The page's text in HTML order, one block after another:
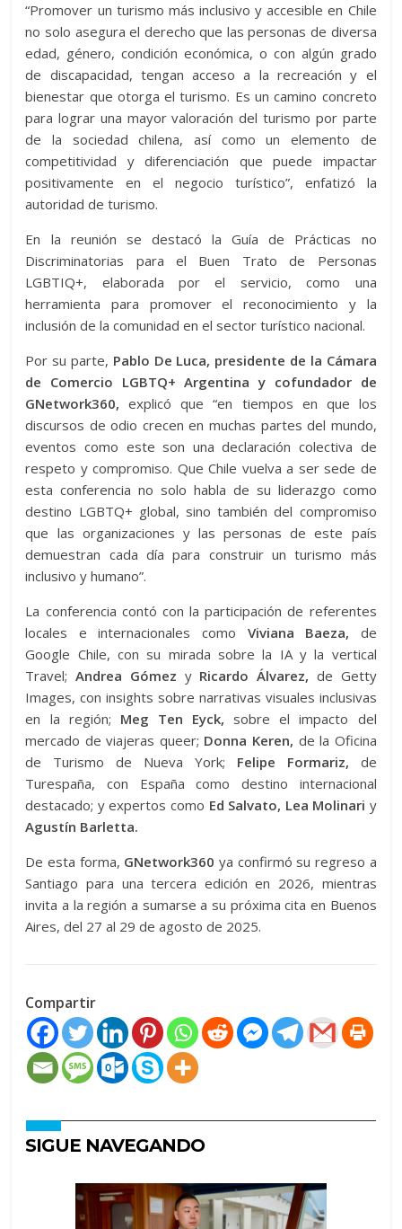
“Promover un turismo más inclusivo y accesible en Chile
no solo asegura el derecho que las personas de diversa
edad, género, condición económica, o con algún grado
de discapacidad, tengan acceso a la recreación y el
bienestar que otorga el turismo. Es un camino concreto
para lograr una mayor valoración del turismo por parte
de la sociedad chilena, así como un elemento de
competitividad y diferenciación que puede impactar
positivamente en el negocio turístico”, enfatizó la
autoridad de turismo.
En la reunión se destacó la Guía de Prácticas no
Discriminatorias para el Buen Trato de Personas
LGBTIQ+, elaborada por el servicio, como una
herramienta para promover el reconocimiento y la
inclusión de la comunidad en el sector turístico nacional.
Por su parte, Pablo De Luca, presidente de la Cámara
de Comercio LGBTQ+ Argentina y cofundador de
GNetwork360, explicó que “en tiempos en que los
discursos de odio crecen en muchas partes del mundo,
eventos como este son una declaración colectiva de
respeto y compromiso. Que Chile vuelva a ser sede de
esta conferencia no solo habla de su liderazgo como
destino LGBTQ+ global, sino también del compromiso
que las organizaciones y las personas de este país
demuestran cada día para construir un turismo más
inclusivo y humano”.
La conferencia contó con la participación de referentes
locales e internacionales como Viviana Baeza, de
Google Chile, con su mirada sobre la IA y la vertical
Travel; Andrea Gómez yRicardo Álvarez, de Getty
Images, con insights sobre narrativas visuales inclusivas
en la región; Meg Ten Eyck, sobre el impacto del
mercado de viajeras queer; Donna Keren, de la Oficina
de Turismo de Nueva York; Felipe Formariz, de
Turespaña, con España como destino internacional
destacado; y expertos como Ed Salvato, Lea Molinari y
Agustín Barletta.
De esta forma, GNetwork360 ya confirmó su regreso a
Santiago para una tercera edición en 2026, mientras
invita a la región a sumarse a su próxima cita en Buenos
Aires, del 27 al 29 de agosto de 2025.
Compartir
SIGUE NAVEGANDO